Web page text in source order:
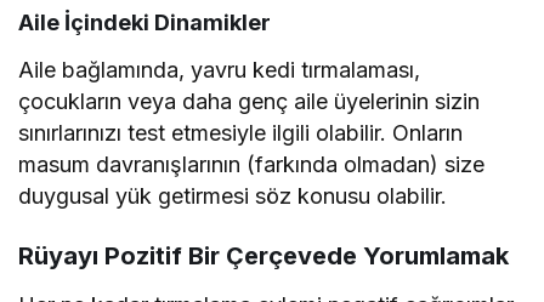
Aile İçindeki Dinamikler
Aile bağlamında, yavru kedi tırmalaması,
çocukların veya daha genç aile üyelerinin sizin
sınırlarınızı test etmesiyle ilgili olabilir. Onların
masum davranışlarının (farkında olmadan) size
duygusal yük getirmesi söz konusu olabilir.
Rüyayı Pozitif Bir Çerçevede Yorumlamak